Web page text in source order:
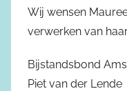
Wij wensen
verwerken van
Bijstandsbond
Piet van der Lende